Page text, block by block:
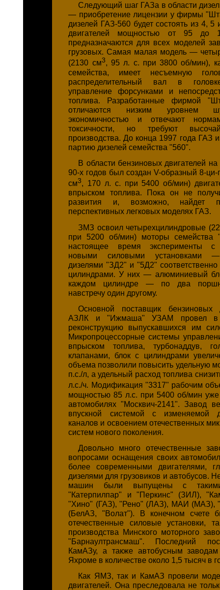
Следующий шаг ГАЗа в области
— приобретение лицензии у фирмы
дизелей ГАЗ-560 будет состоять из 4,
двигателей мощностью от 95
предназначаются для всех моделей
грузовых. Самая малая модель —
(2130 см3, 95 л. с. при 3800 об/мин),
семейства, имеет несъемную
распределительный вал в
управление форсунками и
топлива. Разработанные фирмой
отличаются низким уровнем
экономичностью и отвечают
токсичности, но требуют
производства. До конца 1997 года ГАЗ
партию дизелей семейства "560".
В области бензиновых двигателей
90-х годов был создан V-образный 8-
см3, 170 л. с. при 5400 об/мин)
впрыском топлива. Пока он не
развития и, возможно, найдет
перспективных легковых моделях ГАЗ.
ЗМЗ освоил четырехцилиндровые
при 5200 об/мин) моторы семейства
настоящее время эксперименты с
новыми силовыми установками —
дизелями "ЗД2" и "5Д2"
цилиндрами. У них — алюминиевый
каждом цилиндре — по два
навстречу один другому.
Основной поставщик бензиновых
АЗЛК и "Ижмаша" УЗАМ провел в
реконструкцию выпускавшихся им
Микропроцессорные системы
впрыском топлива, турбонаддув,
клапанами, блок с цилиндрами
объема позволили повысить удельную
п.с./л, а удельный расход топлива
л.с./ч. Модификация "3317" рабочим
мощностью 85 л.с. при 5400 об/мин
автомобилях "Москвич-2141". Завод
впускной системой с изменяемой
каналов и освоением отечественных
систем нового поколения.
Довольно много отечественные
вопросами оснащения своих
более современными двигателями,
дизелями для грузовиков и автобусов.
машин были выпущены с такими
"Катерпилпар" и "Перкинс" (ЗИЛ),
"Хино" (ГАЗ), "Рено" (ЛАЗ), МАИ (МАЗ),
(БелАЗ, "Волат"). В конечном счете
отечественные силовые установки,
производства Минского моторного
"Барнаултрансмаш". Последний
КамАЗу, а также автобусным
Яхроме в количестве около 1,5 тысяч в
Как ЯМЗ, так и КамАЗ провели
двигателей. Она преследовала не